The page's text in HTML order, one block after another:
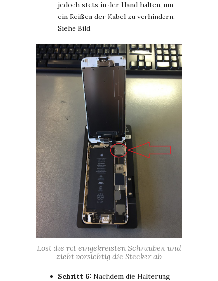
jedoch stets in der Hand halten, um
ein Reißen der Kabel zu verhindern.
Siehe Bild
Löst die rot eingekreisten Schrauben und
zieht vorsichtig die Stecker ab
Schritt 6: Nachdem die Halterung